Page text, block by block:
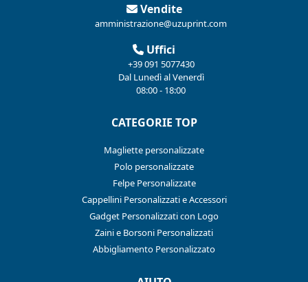
Vendite
amministrazione@uzuprint.com
Uffici
+39 091 5077430
Dal Lunedì al Venerdì
08:00 - 18:00
CATEGORIE TOP
Magliette personalizzate
Polo personalizzate
Felpe Personalizzate
Cappellini Personalizzati e Accessori
Gadget Personalizzati con Logo
Zaini e Borsoni Personalizzati
Abbigliamento Personalizzato